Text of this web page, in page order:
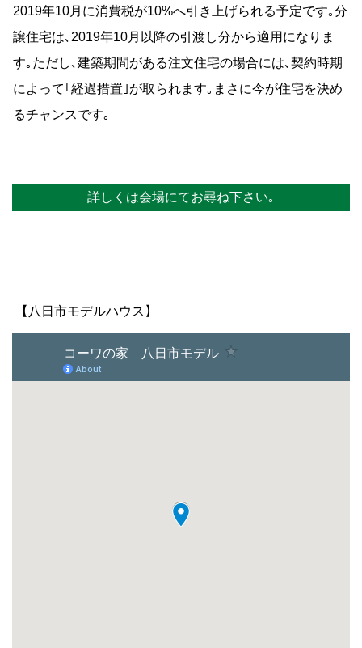
2019年10月に消費税が10%へ引き上げられる予定です｡分
譲住宅は､2019年10月以降の引渡し分から適用になりま
す｡ただし､建築期間がある注文住宅の場合には､契約時期
によって｢経過措置｣が取られます｡まさに今が住宅を決め
るチャンスです｡
詳しくは会場にてお尋ね下さい｡
【八日市モデルハウス】